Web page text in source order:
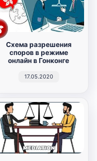
Схема разрешения
споров в режиме
онлайн в Гонконге
17.05.2020